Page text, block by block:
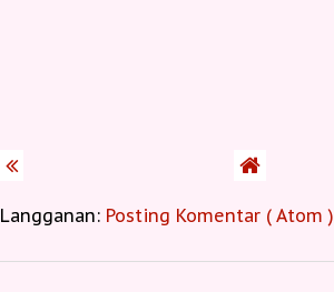
Langganan: Posting Komentar ( Atom )